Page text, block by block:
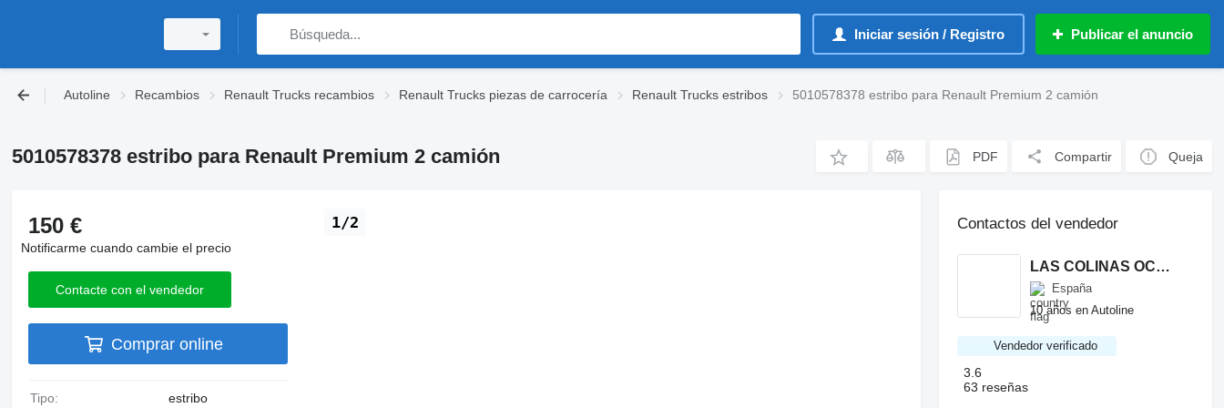
Iniciar sesión / Registro Publicar el anuncio
Autoline Recambios Renault Trucks recambios Renault Trucks piezas de carrocería Renault Trucks estribos 5010578378 estribo para Renault Premium 2 camión
5010578378 estribo para Renault Premium 2 camión PDF Compartir Queja
1/2
150 €
Notificarme cuando cambie el precio
Contacte con el vendedor
Comprar online
Tipo: estribo
Contactos del vendedor
LAS COLINAS OCASION, S.L.
España
10 años en Autoline
Vendedor verificado
3.6
63 reseñas